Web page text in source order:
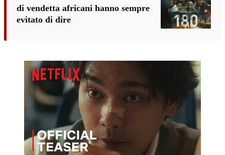
di vendetta africani hanno sempre
evitato di dire